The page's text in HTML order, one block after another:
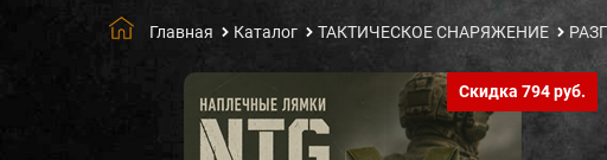
Главная Каталог ТАКТИЧЕСКОЕ СНАРЯЖЕНИЕ
Скидка 794 руб.